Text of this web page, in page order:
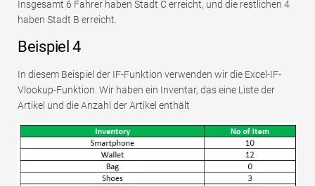
Insgesamt 6 Fahrer haben Stadt C erreicht, und die restlichen 4
haben Stadt B erreicht.
Beispiel 4
In diesem Beispiel der IF-Funktion verwenden wir die Excel-IF-
Vlookup-Funktion. Wir haben ein Inventar, das eine Liste der
Artikel und die Anzahl der Artikel enthält